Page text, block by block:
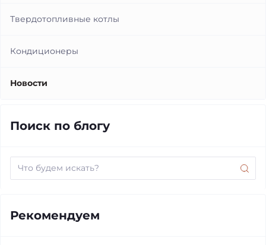
Твердотопливные котлы
Кондиционеры
Новости
Поиск по блогу
Рекомендуем